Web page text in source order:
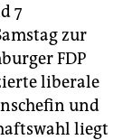
7
zur
FDP
liberale
und
liegt